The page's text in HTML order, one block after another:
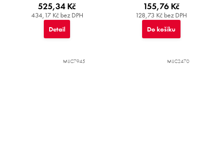
434,17 Kč bez DPH
525,34 Kč
Detail
128,73 Kč bez DPH
155,76 Kč
Do košíku
MIJC7945 MIJC2470